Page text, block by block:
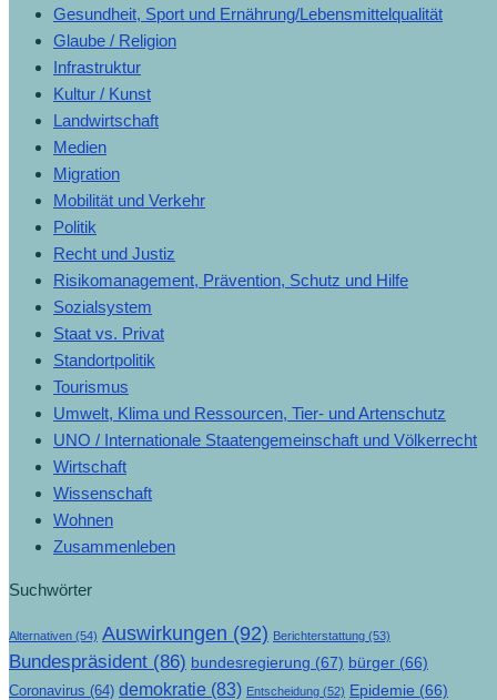
Gesundheit, Sport und Ernährung/Lebensmittelqualität
Glaube / Religion
Infrastruktur
Kultur / Kunst
Landwirtschaft
Medien
Migration
Mobilität und Verkehr
Politik
Recht und Justiz
Risikomanagement, Prävention, Schutz und Hilfe
Sozialsystem
Staat vs. Privat
Standortpolitik
Tourismus
Umwelt, Klima und Ressourcen, Tier- und Artenschutz
UNO / Internationale Staatengemeinschaft und Völkerrecht
Wirtschaft
Wissenschaft
Wohnen
Zusammenleben
Suchwörter
Alternativen (54) Auswirkungen (92) Berichterstattung (53)
Bundespräsident (86) bundesregierung (67) bürger (66)
Coronavirus (64) demokratie (83) Entscheidung (52) Epidemie (66)